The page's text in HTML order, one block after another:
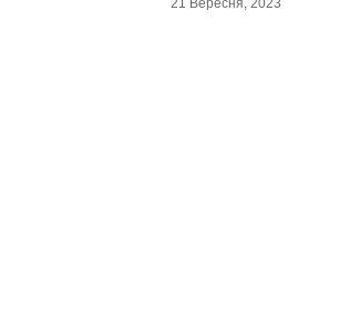
21 Вересня, 2023